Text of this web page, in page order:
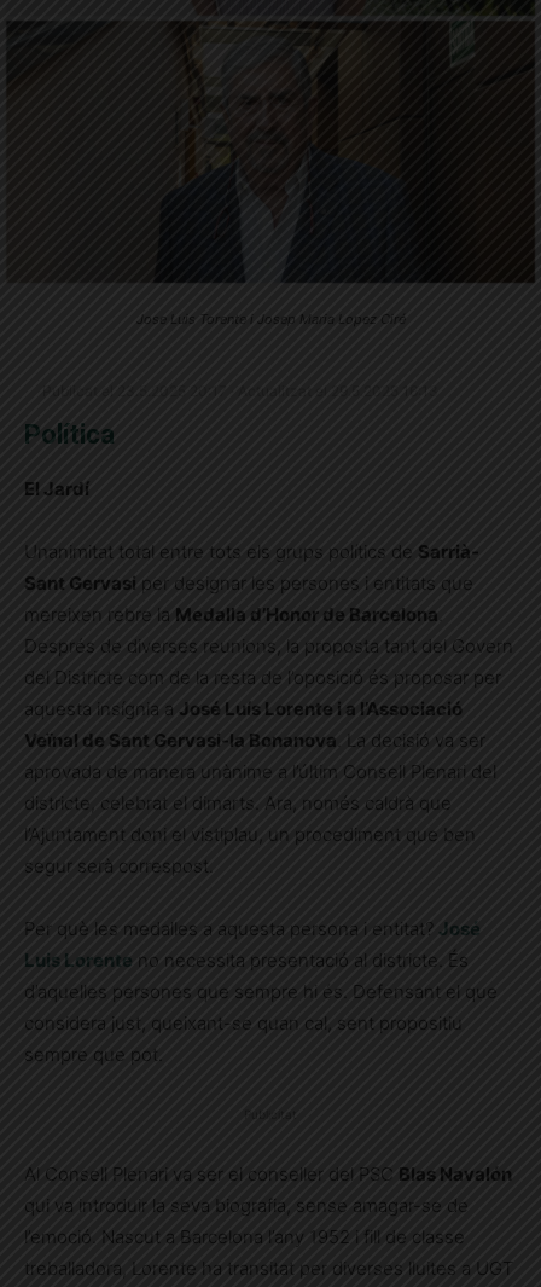
Jose Luis Torente i Josep Maria Lopez Ciré
Política
El Jardí
Unanimitat total entre tots els grups polítics de Sarrià-
Sant Gervasi per designar les persones i entitats que
mereixen rebre la Medalla d’Honor de Barcelona
Després de diverses reunions, la proposta tant del Govern
del Districte com de la resta de l’oposició és proposar per
aquesta insígnia a José Luís Lorente i a l’Associació
Veïnal de Sant Gervasi-la Bonanova . La decisió va ser
aprovada de manera unànime a l’últim Consell Plenari del
districte, celebrat el dimarts. Ara, només caldrà que
l’Ajuntament doni el vistiplau, un procediment que ben
segur serà correspost.
Per què les medalles a aquesta persona i entitat? José
Luis Lorente no necessita presentació al districte. És
d’aquelles persones que sempre hi és. Defensant el que
considera just, queixant-se quan cal, sent propositiu
sempre que pot.
Al Consell Plenari va ser el conseller del PSC Blas Navalón
qui va introduir la seva biografia, sense amagar-se de
l’emoció. Nascut a Barcelona l’any 1952 i fill de classe
treballadora, Lorente ha transitat per diverses lluites a UGT